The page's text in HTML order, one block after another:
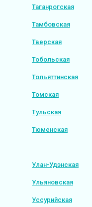
Таганрогская
Тамбовская
Тверская
Тобольская
Тольяттинская
Томская
Тульская
Тюменская
Улан-Удэнская
Ульяновская
Уссурийская